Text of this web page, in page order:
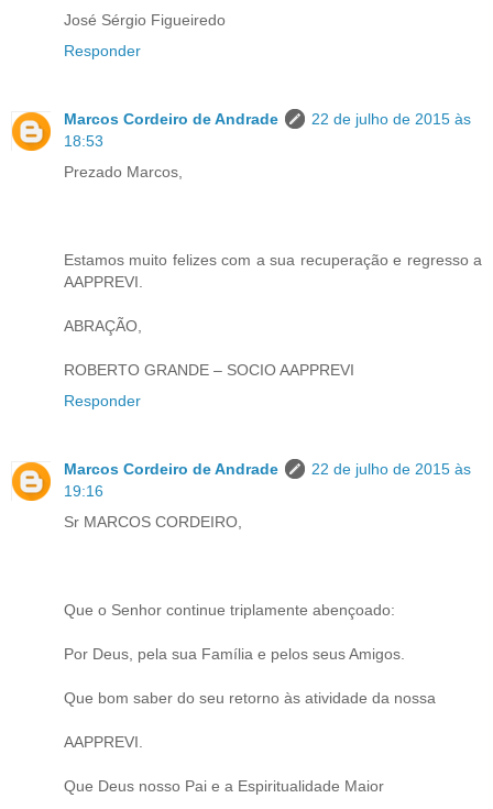
José Sérgio Figueiredo
Responder
Marcos Cordeiro de Andrade
22 de julho de 2015 às
18:53
Prezado Marcos,
Estamos muito felizes com a sua recuperação e regresso a
AAPPREVI.
ABRAÇÃO,
ROBERTO GRANDE – SOCIO AAPPREVI
Responder
Marcos Cordeiro de Andrade
22 de julho de 2015 às
19:16
Sr MARCOS CORDEIRO,
Que o Senhor continue triplamente abençoado:
Por Deus, pela sua Família e pelos seus Amigos.
Que bom saber do seu retorno às atividade da nossa
AAPPREVI.
Que Deus nosso Pai e a Espiritualidade Maior